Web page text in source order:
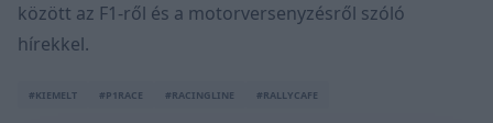
között az F1-ről és a motorversenyzésről szóló
hírekkel.
#KIEMELT #P1RACE #RACINGLINE #RALLYCAFE